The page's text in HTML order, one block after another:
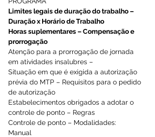
Limites legais de duração do trabalho –
Duração x Horário de Trabalho
Horas suplementares – Compensação e
prorrogação
Atenção para a prorrogação de jornada
em atividades insalubres –
Situação em que é exigida a autorização
prévia do MTP – Requisitos para o pedido
de autorização
Estabelecimentos obrigados a adotar o
controle de ponto – Regras
Controle de ponto – Modalidades:
Manual